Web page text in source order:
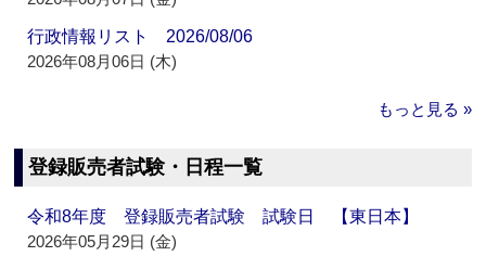
行政情報リスト 2026/08/06
2026年08月06日 (木)
もっと見る »
登録販売者試験・日程一覧
令和8年度 登録販売者試験 試験日 【東日本】
2026年05月29日 (金)